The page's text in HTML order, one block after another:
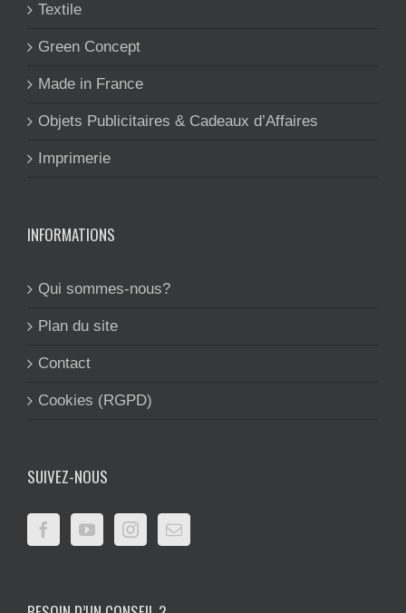
Textile
Green Concept
Made in France
Objets Publicitaires & Cadeaux d’Affaires
Imprimerie
INFORMATIONS
Qui sommes-nous?
Plan du site
Contact
Cookies (RGPD)
SUIVEZ-NOUS